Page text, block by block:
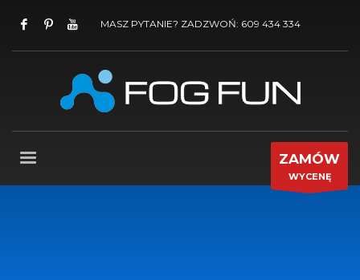
MASZ PYTANIE? ZADZWOŃ: 609 434 334
ZAMÓW
WYCENĘ